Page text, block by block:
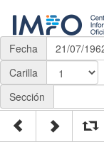
Fecha
Carilla
Sección